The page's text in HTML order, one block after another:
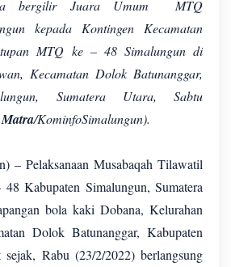
bergilir Juara Umum MTQ
kepada Kontingen Kecamatan
MTQ ke – 48 Simalungun di
Kecamatan Dolok Batunanggar,
Sumatera Utara, Sabtu
Matra/KominfoSimalungun).
– Pelaksanaan Musabaqah Tilawatil
Kabupaten Simalungun, Sumatera
bola kaki Dobana, Kelurahan
Dolok Batunanggar, Kabupaten
sejak, Rabu (23/2/2022) berlangsung